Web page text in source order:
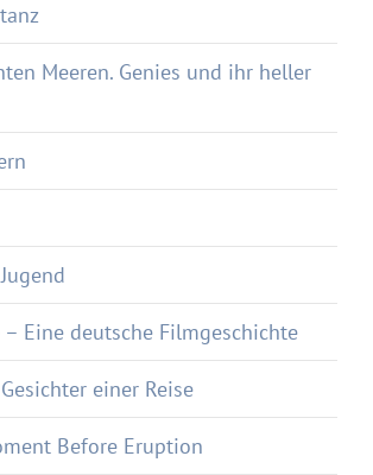
Meeren. Genies und ihr heller
Eine deutsche Filmgeschichte
einer Reise
Before Eruption